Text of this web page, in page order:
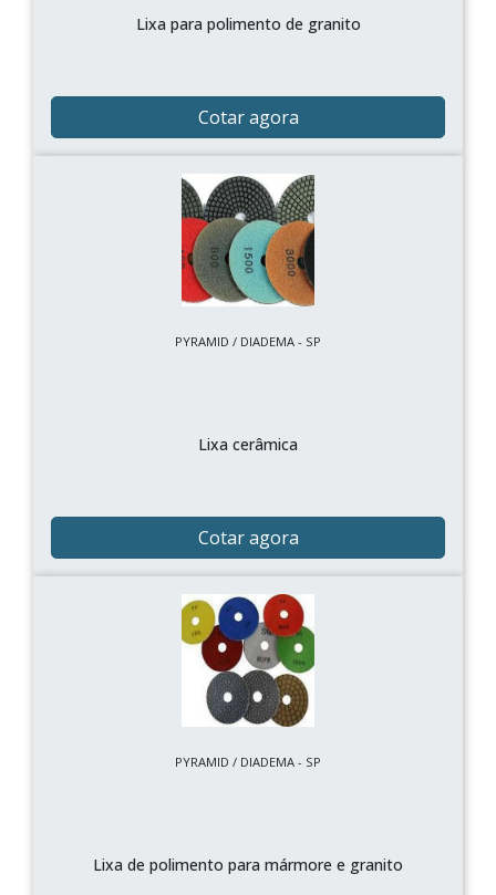
Lixa para polimento de granito
Cotar agora
PYRAMID / DIADEMA - SP
Lixa cerâmica
Cotar agora
PYRAMID / DIADEMA - SP
Lixa de polimento para mármore e granito